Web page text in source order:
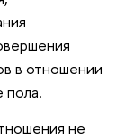
в отношении
пола.
не